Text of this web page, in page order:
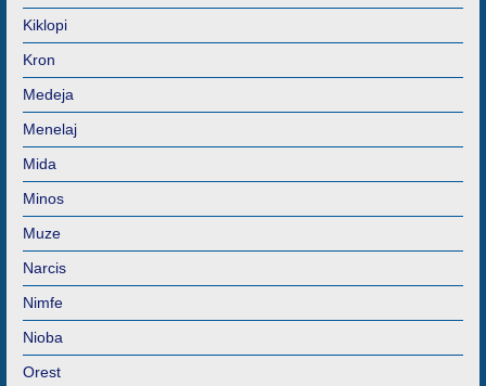
Kiklopi
Kron
Medeja
Menelaj
Mida
Minos
Muze
Narcis
Nimfe
Nioba
Orest